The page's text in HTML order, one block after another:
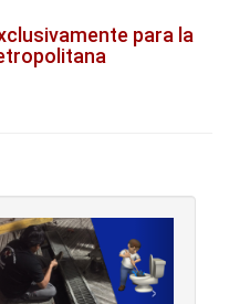
para la
›